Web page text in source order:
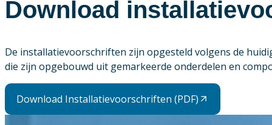
Download
De installatievoorschriften zijn opgesteld volgens de
die zijn opgebouwd uit gemarkeerde onderdelen en
Download Installatievoorschriften (PDF)